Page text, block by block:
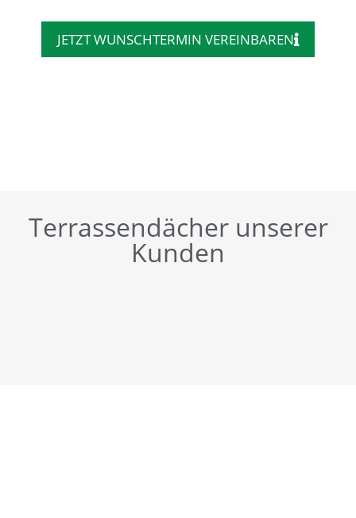
JETZT WUNSCHTERMIN VEREINBAREN
Terrassendächer unserer
Kunden